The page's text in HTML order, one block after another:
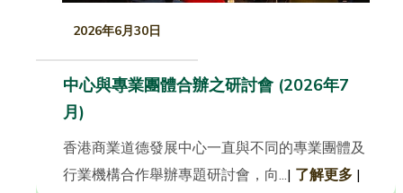
2026年6月30日
中心與專業團體合辦之研討會 (2026年7
月)
香港商業道德發展中心一直與不同的專業團體及
行業機構合作舉辦專題研討會，向...| 了解更多 |